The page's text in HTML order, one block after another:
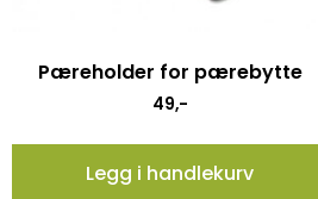
Pæreholder for pærebytte
49,-
Legg i handlekurv